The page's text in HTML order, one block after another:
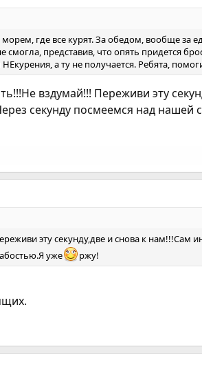
где все курят. За обедом, вообще за
смогла, представив, что опять придется
а ту не получается. Ребята,
вздумай!!! Переживи эту
секунду посмеемся над нашей
эту секунду,две и снова к нам!!!Сам
уже
ржу!